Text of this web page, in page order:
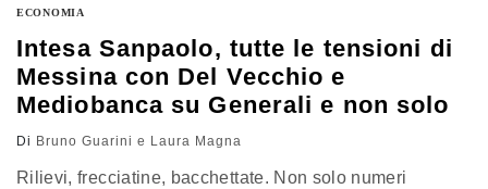
ECONOMIA
Intesa Sanpaolo, tutte le tensioni di
Messina con Del Vecchio e
Mediobanca su Generali e non solo
Di Bruno Guarini e Laura Magna
Rilievi, frecciatine, bacchettate. Non solo numeri